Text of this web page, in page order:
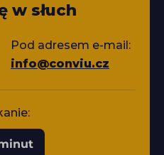
w słuch
Pod adresem e-mail:
info@conviu.cz